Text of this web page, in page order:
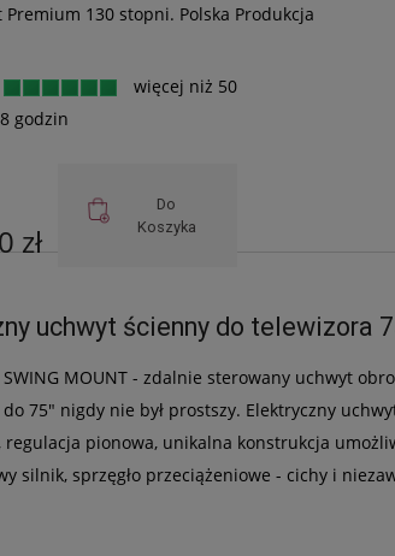
Premium 130 stopni. Polska Produkcja
więcej niż 50
godzin
zł
zł
Do
Koszyka
uchwyt ścienny do telewizora
MOUNT - zdalnie sterowany uchwyt
75" nigdy nie był prostszy. Elektryczny
regulacja pionowa, unikalna konstrukcja
silnik, sprzęgło przeciążeniowe - cichy i